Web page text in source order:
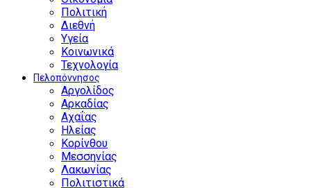
Πολιτική
Διεθνή
Υγεία
Κοινωνικά
Τεχνολογία
Πελοπόννησος
Αργολίδος
Αρκαδίας
Αχαΐας
Ηλείας
Κορίνθου
Μεσσηνίας
Λακωνίας
Πολιτιστικά